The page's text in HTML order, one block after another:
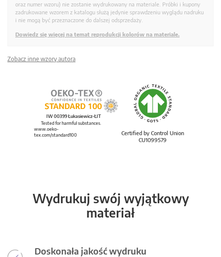
oraz numer wzoru) nie zostanie wydrukowany na materiale. Próbki i kupony
zadrukowane wzorem z katalogu służą jedynie sprawdzeniu wyglądu nadruku
i nie mogą być przeznaczone do dalszej odsprzedaży.
Dowiedz się więcej na temat reprodukcji kolorów na materiale.
Zobacz inne wzory autora
Certified by Control Union
CU1099579
IW 00399 Łukasiewicz-ŁIT
Tested for harmful substances.
www.oeko-
tex.com/standard100
Wydrukuj swój wyjątkowy
materiał
Doskonała jakość wydruku